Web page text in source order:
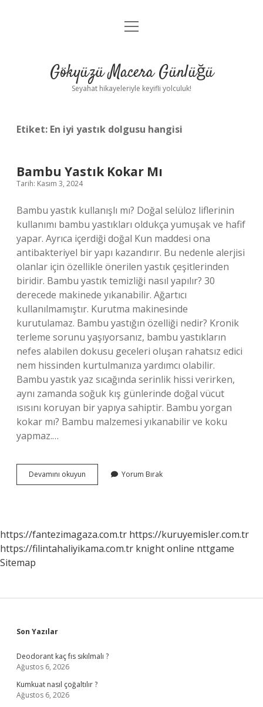
Anasayfa
Yasal Uyarı
menüyü
Gökyüzü Macera Günlüğü
Seyahat hikayeleriyle keyifli yolculuk!
Etiket: En iyi yastık dolgusu hangisi
Bambu Yastık Kokar Mı
Tarih: Kasım 3, 2024
Bambu yastık kullanışlı mı? Doğal selüloz liflerinin
kullanımı bambu yastıkları oldukça yumuşak ve hafif
yapar. Ayrıca içerdiği doğal Kun maddesi ona
antibakteriyel bir yapı kazandırır. Bu nedenle alerjisi
olanlar için özellikle önerilen yastık çeşitlerinden
biridir. Bambu yastık temizliği nasıl yapılır? 30
derecede makinede yıkanabilir. Ağartıcı
kullanılmamıştır. Kurutma makinesinde
kurutulamaz. Bambu yastığın özelliği nedir? Kronik
terleme sorunu yaşıyorsanız, bambu yastıkların
nefes alabilen dokusu geceleri oluşan rahatsız edici
nem hissinden kurtulmanıza yardımcı olabilir.
Bambu yastık yaz sıcağında serinlik hissi verirken,
aynı zamanda soğuk kış günlerinde doğal vücut
ısısını koruyan bir yapıya sahiptir. Bambu yorgan
kokar mı? Bambu malzemesi yıkanabilir ve koku
yapmaz.…
Devamını okuyun
Yastık
Yorum Bırak
https://fantezimagaza.com.tr https://kuruyemisler.com.tr
https://filintahaliyikama.com.tr knight online nttgame
Sitemap
Sidebar
Son Yazılar
Deodorant kaç fıs sıkılmalı ?
Ağustos 6, 2026
Kumkuat nasıl çoğaltılır ?
Ağustos 6, 2026